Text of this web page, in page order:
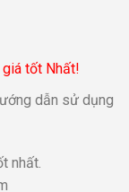
giá tốt Nhất!
dẫn sử dụng
nhất.